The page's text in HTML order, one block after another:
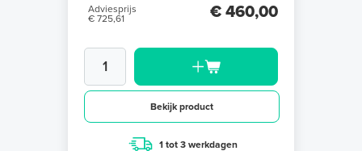
Adviesprijs
€ 725,61
€ 460,00
Bekijk product
1 tot 3 werkdagen